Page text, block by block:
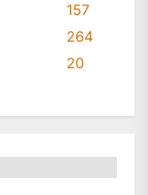
157
264
20